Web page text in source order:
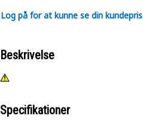
Log på for at kunne se din kundepris
Beskrivelse
Specifikationer